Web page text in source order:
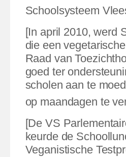
Schoolsysteem
[In april 2010, werd
die een
Raad van
goed ter
scholen aan te
op maandagen te
[De VS
keurde de
Veganistische